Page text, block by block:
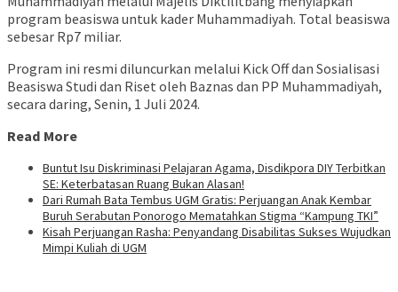
program beasiswa untuk kader Muhammadiyah. Total beasiswa
sebesar Rp7 miliar.
Program ini resmi diluncurkan melalui Kick Off dan Sosialisasi
Beasiswa Studi dan Riset oleh Baznas dan PP Muhammadiyah,
secara daring, Senin, 1 Juli 2024.
Read More
Buntut Isu Diskriminasi Pelajaran Agama, Disdikpora DIY Terbitkan
SE: Keterbatasan Ruang Bukan Alasan!
Dari Rumah Bata Tembus UGM Gratis: Perjuangan Anak Kembar
Buruh Serabutan Ponorogo Mematahkan Stigma “Kampung TKI”
Kisah Perjuangan Rasha: Penyandang Disabilitas Sukses Wujudkan
Mimpi Kuliah di UGM